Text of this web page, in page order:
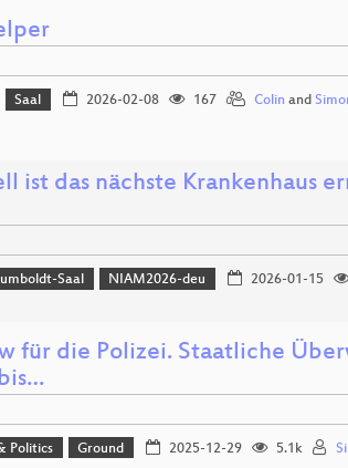
Saal 2026-02-08 167 Colin and
ist das nächste Krankenhaus
Saal NIAM2026-deu 2026-01-15
für die Polizei. Staatliche
Politics Ground 2025-12-29 5.1k